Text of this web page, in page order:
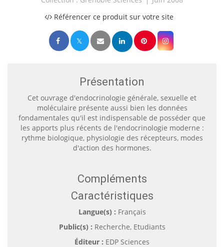
Référencer ce produit sur votre site
Présentation
Cet ouvrage d'endocrinologie générale, sexuelle et
moléculaire présente aussi bien les données
fondamentales qu'il est indispensable de posséder que
les apports plus récents de l'endocrinologie moderne :
rythme biologique, physiologie des récepteurs, modes
d'action des hormones.
Compléments
Caractéristiques
Langue(s) : Français
Public(s) : Recherche, Etudiants
Éditeur : EDP Sciences